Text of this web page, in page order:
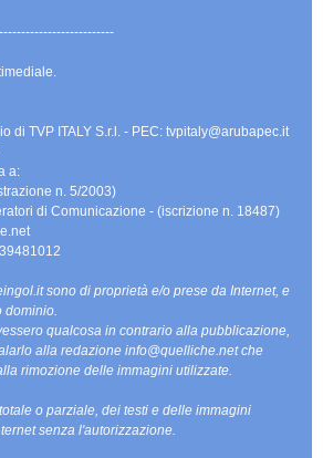
di TVP ITALY S.r.l. - PEC: tvpitaly@arubapec.it
a:
n. 5/2003)
di Comunicazione - (iscrizione n. 18487)
sono di proprietà e/o prese da Internet, e
dominio.
qualcosa in contrario alla pubblicazione,
alla redazione info@quelliche.net che
rimozione delle immagini utilizzate.
o parziale, dei testi e delle immagini
senza l'autorizzazione.